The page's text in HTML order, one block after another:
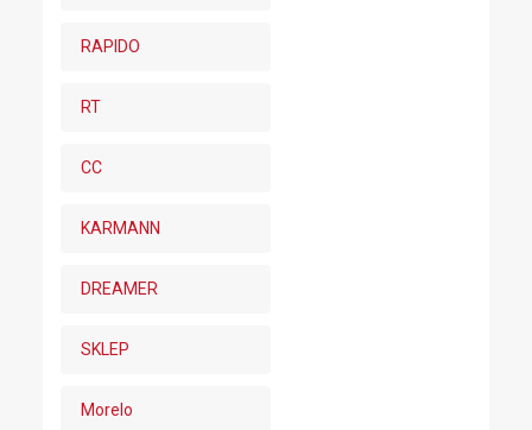
RAPIDO
RT
CC
KARMANN
DREAMER
SKLEP
Morelo